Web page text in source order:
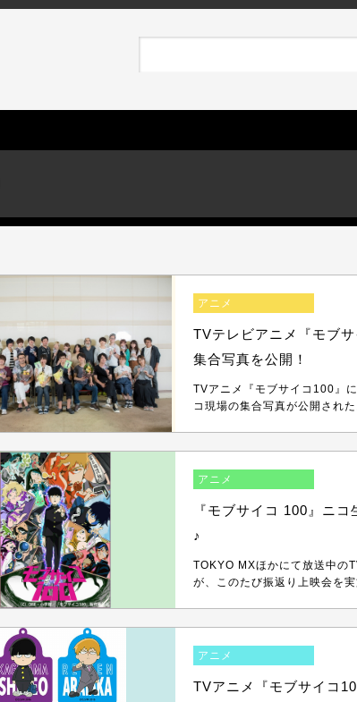
アニメ
TVテレビアニメ『モブ
集合写真を公開！
TVアニメ『モブサイコ100』
コ現場の集合写真が公開され
アニメ
『モブサイコ 100』ニ
♪
TOKYO MXほかにて放送中の
が、このたび振返り上映会を
アニメ
TVアニメ『モブサイコ